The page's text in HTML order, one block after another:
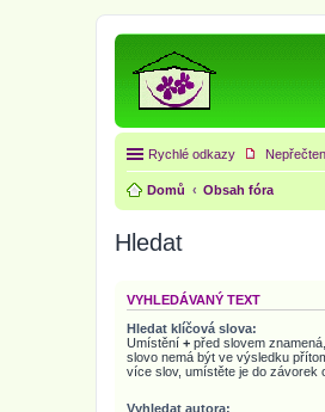
Rychlé odkazy
Domů Obsah fóra
Hledat
VYHLEDÁVANÝ TEXT
Hledat klíčová slova:
Umístění + před slovem
slovo nemá být ve výsledku
více slov, umístěte je do závorek
Vyhledat autora: